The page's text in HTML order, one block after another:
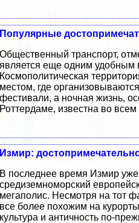
Популярные
Общественный транспорт,
является еще одним удобным
Космополитическая
местом, где
фестивали, а ночная жизнь,
Роттердаме, известна во
Измир:
В последнее время Измир
средиземноморский
мегаполис. Несмотря на тот
все более похожим на
культура и античность по-